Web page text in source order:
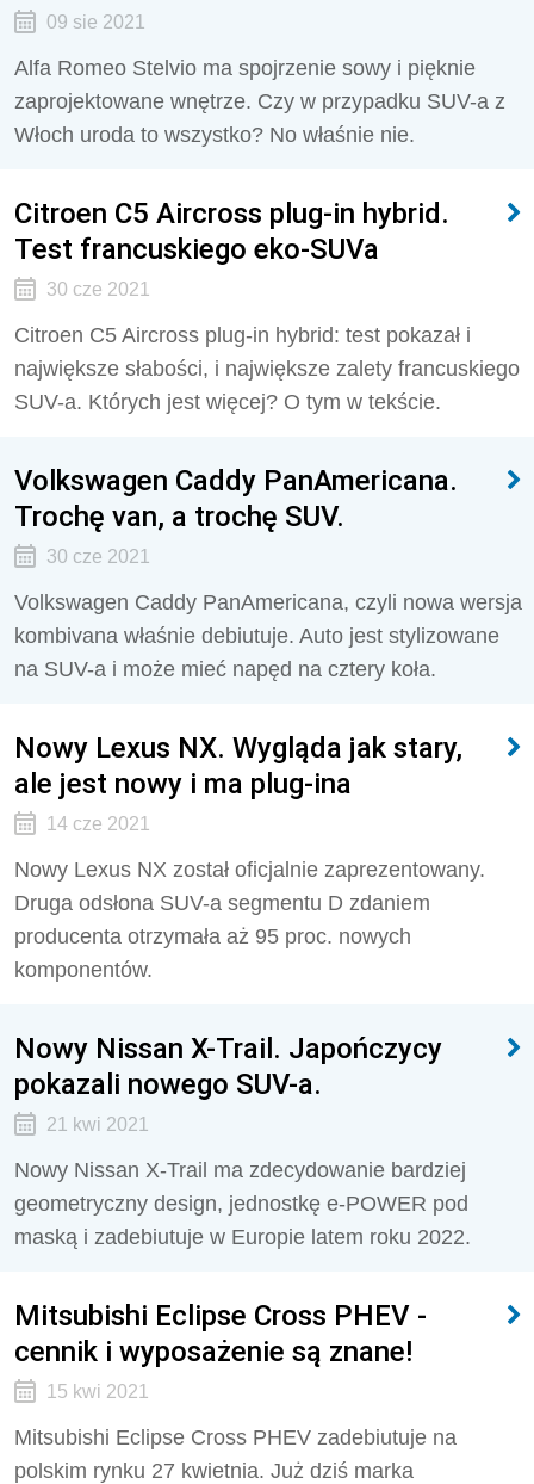
09 sie 2021
Alfa Romeo Stelvio ma spojrzenie sowy i pięknie
zaprojektowane wnętrze. Czy w przypadku SUV-a z
Włoch uroda to wszystko? No właśnie nie.
Citroen C5 Aircross plug-in hybrid.
Test francuskiego eko-SUVa
30 cze 2021
Citroen C5 Aircross plug-in hybrid: test pokazał i
największe słabości, i największe zalety francuskiego
SUV-a. Których jest więcej? O tym w tekście.
Volkswagen Caddy PanAmericana.
Trochę van, a trochę SUV.
30 cze 2021
Volkswagen Caddy PanAmericana, czyli nowa wersja
kombivana właśnie debiutuje. Auto jest stylizowane
na SUV-a i może mieć napęd na cztery koła.
Nowy Lexus NX. Wygląda jak stary,
ale jest nowy i ma plug-ina
14 cze 2021
Nowy Lexus NX został oficjalnie zaprezentowany.
Druga odsłona SUV-a segmentu D zdaniem
producenta otrzymała aż 95 proc. nowych
komponentów.
Nowy Nissan X-Trail. Japończycy
pokazali nowego SUV-a.
21 kwi 2021
Nowy Nissan X-Trail ma zdecydowanie bardziej
geometryczny design, jednostkę e-POWER pod
maską i zadebiutuje w Europie latem roku 2022.
Mitsubishi Eclipse Cross PHEV -
cennik i wyposażenie są znane!
15 kwi 2021
Mitsubishi Eclipse Cross PHEV zadebiutuje na
polskim rynku 27 kwietnia. Już dziś marka